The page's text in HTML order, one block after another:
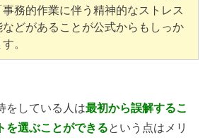
務的作業に伴う精神的なストレス
どがあることが公式からもしっか
。
をしている人は最初から誤解するこ
を選ぶことができるという点はメリ